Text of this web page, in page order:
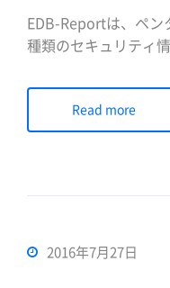
EDB-Reportは、ペン
種類のセキュリティ
幅広く参考している
Exploit-DBより公開
とにした解析を提供
Read more
2016年7月27日